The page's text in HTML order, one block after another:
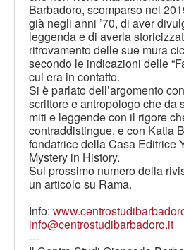
Barbadoro, scomparso nel
già negli anni ’70, di aver
leggenda e di averla
ritrovamento delle sue mura
secondo le indicazioni delle
cui era in contatto.
Si è parlato dell’argomento
scrittore e antropologo che da
miti e leggende con il rigore
contraddistingue, e con Katia
fondatrice della Casa Editrice
Mystery in History.
Sul prossimo numero della
un articolo su Rama.
Info:
info@centrostudibarbadoro.it
---